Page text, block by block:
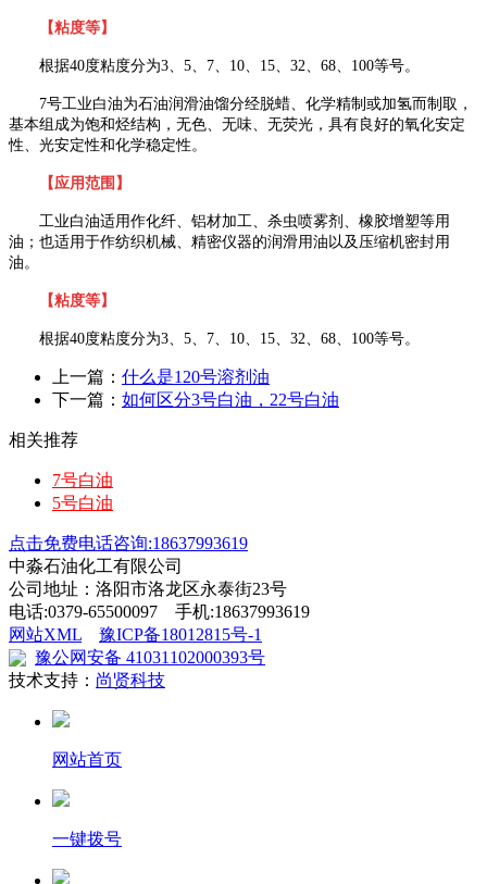
【粘度等】
根据40度粘度分为3、 5、 7、 10、 15、 32、 68、 100等号。
7号工业白油为石油润滑油馏分经脱蜡、化学精制或加氢而制取，
基本组成为饱和烃结构，无色、无味、无荧光，具有良好的氧化安定
性、光安定性和化学稳定性。
【应用范围】
工业白油适用作化纤、铝材加工、杀虫喷雾剂、橡胶增塑等用
油；也适用于作纺织机械、精密仪器的润滑用油以及压缩机密封用
油。
【粘度等】
根据40度粘度分为3、 5、 7、 10、 15、 32、 68、 100等号。
上一篇： 什么是120号溶剂油
下一篇： 如何区分3号白油，22号白油
相关推荐
7号白油
5号白油
点击免费电话咨询:18637993619
中淼石油化工有限公司
公司地址：洛阳市洛龙区永泰街23号
电话:0379-65500097 手机:18637993619
网站XML
豫ICP备18012815号-1
豫公网安备 41031102000393号
技术支持： 尚贤科技
网站首页
一键拨号